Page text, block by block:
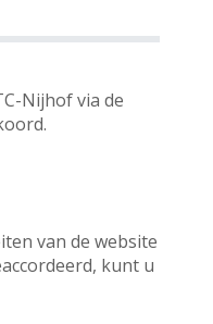
Nijhof via de
van de website
kunt u